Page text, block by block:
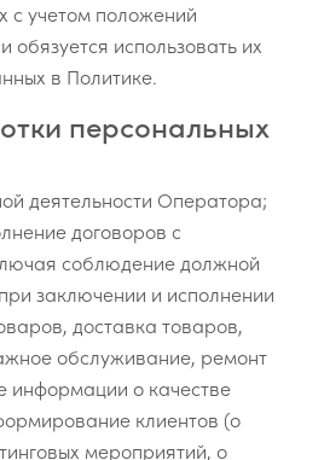
с учетом положений
обязуется использовать их
в Политике.
персональных
деятельности Оператора;
договоров с
соблюдение должной
заключении и исполнении
доставка товаров,
обслуживание, ремонт
информации о качестве
клиентов (о
мероприятий, о